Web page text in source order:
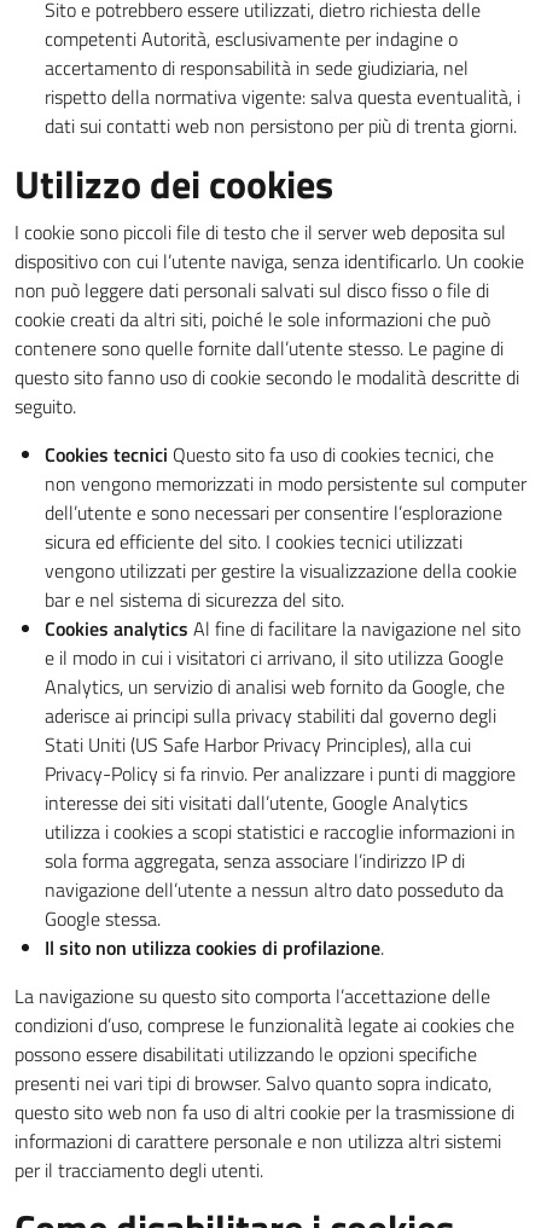
Sito e potrebbero essere utilizzati, dietro richiesta delle
competenti Autorità, esclusivamente per indagine o
accertamento di responsabilità in sede giudiziaria, nel
rispetto della normativa vigente: salva questa eventualità, i
dati sui contatti web non persistono per più di trenta giorni.
Utilizzo dei cookies
I cookie sono piccoli file di testo che il server web deposita sul
dispositivo con cui l’utente naviga, senza identificarlo. Un cookie
non può leggere dati personali salvati sul disco fisso o file di
cookie creati da altri siti, poiché le sole informazioni che può
contenere sono quelle fornite dall’utente stesso. Le pagine di
questo sito fanno uso di cookie secondo le modalità descritte di
seguito.
Cookies tecnici Questo sito fa uso di cookies tecnici, che
non vengono memorizzati in modo persistente sul computer
dell’utente e sono necessari per consentire l’esplorazione
sicura ed efficiente del sito. I cookies tecnici utilizzati
vengono utilizzati per gestire la visualizzazione della cookie
bar e nel sistema di sicurezza del sito.
Cookies analytics Al fine di facilitare la navigazione nel sito
e il modo in cui i visitatori ci arrivano, il sito utilizza Google
Analytics, un servizio di analisi web fornito da Google, che
aderisce ai principi sulla privacy stabiliti dal governo degli
Stati Uniti (US Safe Harbor Privacy Principles), alla cui
Privacy-Policy si fa rinvio. Per analizzare i punti di maggiore
interesse dei siti visitati dall’utente, Google Analytics
utilizza i cookies a scopi statistici e raccoglie informazioni in
sola forma aggregata, senza associare l’indirizzo IP di
navigazione dell’utente a nessun altro dato posseduto da
Google stessa.
Il sito non utilizza cookies di profilazione.
La navigazione su questo sito comporta l’accettazione delle
condizioni d’uso, comprese le funzionalità legate ai cookies che
possono essere disabilitati utilizzando le opzioni specifiche
presenti nei vari tipi di browser. Salvo quanto sopra indicato,
questo sito web non fa uso di altri cookie per la trasmissione di
informazioni di carattere personale e non utilizza altri sistemi
per il tracciamento degli utenti.